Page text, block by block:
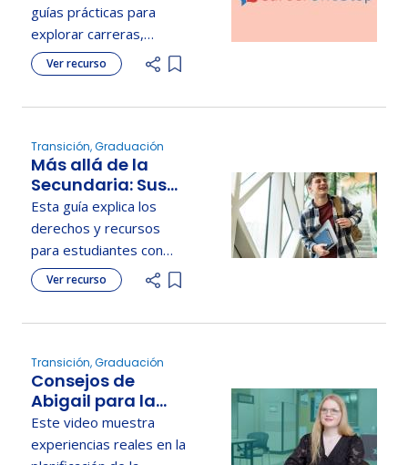
guías prácticas para
explorar carreras,
enfocar la búsqueda de
empleo y recuperarse
Ver recurso
Add item to list
Transición, Graduación
Más allá de la
Secundaria: Sus
derechos en la
Facultad, Escuela
de Oficios y Más
Esta guía explica los
derechos y recursos
para estudiantes con
discapacidades al pasar
de la preparatoria a la
Ver recurso
Add item to list
Transición, Graduación
Consejos de
Abigail para la
transición
Este video muestra
experiencias reales en la